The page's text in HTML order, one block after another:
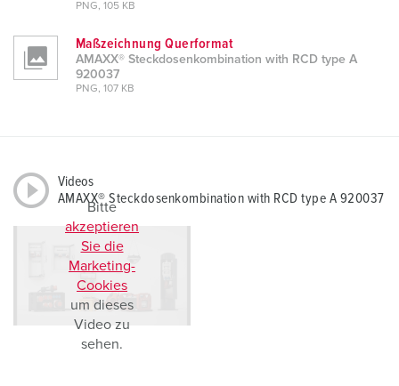
PNG, 105 KB
Maßzeichnung Querformat
AMAXX® Steckdosenkombination with RCD type A
920037
PNG, 107 KB
Videos
AMAXX® Steckdosenkombination with RCD type A 920037
Bitte
akzeptieren
Sie die
Marketing-
Cookies
um dieses
Video zu
sehen.